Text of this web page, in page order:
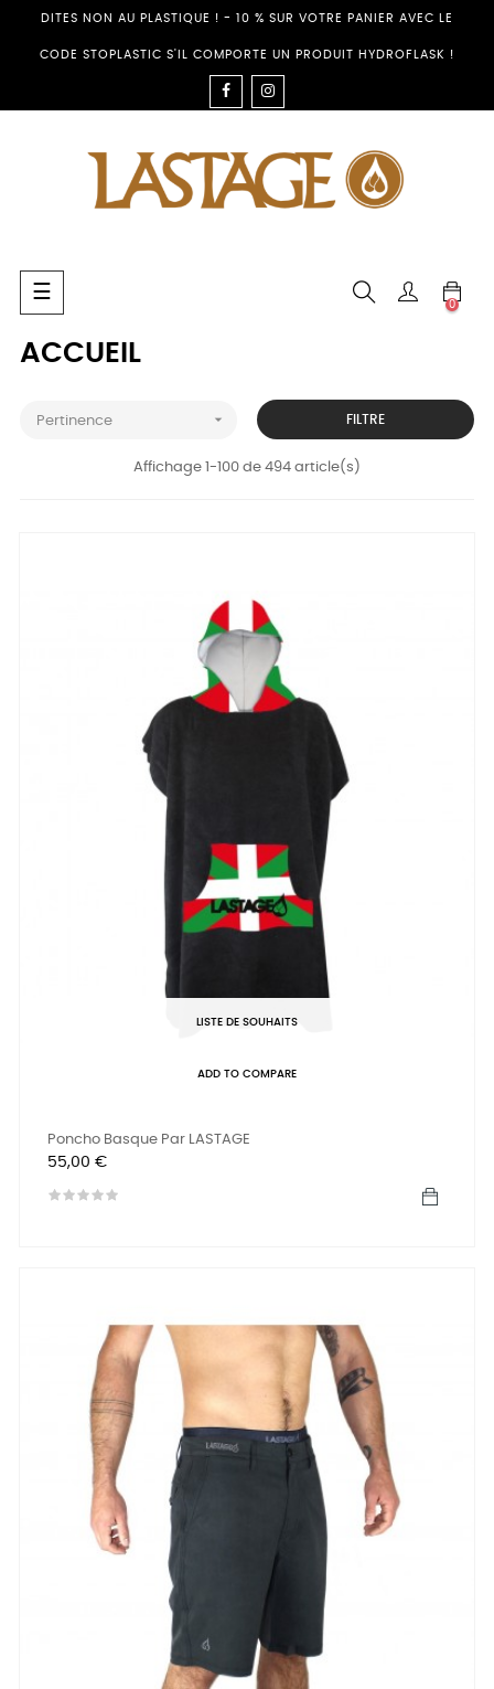
DITES NON AU PLASTIQUE ! - 10 % SUR VOTRE PANIER AVEC LE
CODE STOPLASTIC S'IL COMPORTE UN PRODUIT HYDROFLASK !
FACEBOOK
Basculer
la
☰
0
ACCUEIL
Pertinence  FILTRE
Affichage 1-100 de 494 article(s)
LISTE DE SOUHAITS
ADD TO COMPARE
Poncho Basque Par LASTAGE
Prix
55,00 €